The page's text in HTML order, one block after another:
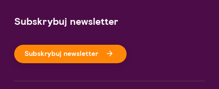
Subskrybuj newsletter
Subskrybuj newsletter